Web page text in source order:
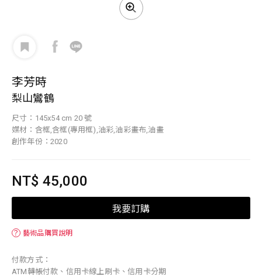
李芳時
梨山鸞鶴
尺寸：145x54 cm 20 號
媒材：含框,含框(專用框),油彩,油彩畫布,油畫
創作年份：2020
NT$ 45,000
我要訂購
？ 藝術品購買說明
付款方式：
ATM轉帳付款、信用卡線上刷卡、信用卡分期